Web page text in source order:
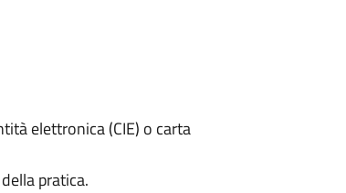
elettronica (CIE) o carta
pratica.